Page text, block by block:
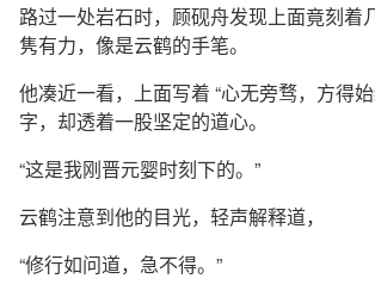
路过一处岩石时，顾砚舟发现上面竟刻着
隽有力，像是云鹤的手笔。
他凑近一看，上面写着 “心无旁骛，方得
字，却透着一股坚定的道心。
“这是我刚晋元婴时刻下的。”
云鹤注意到他的目光，轻声解释道，
“修行如问道，急不得。”